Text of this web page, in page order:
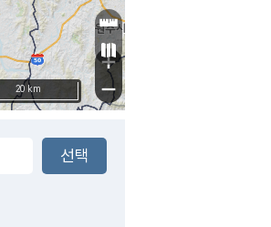
+
−
20 km